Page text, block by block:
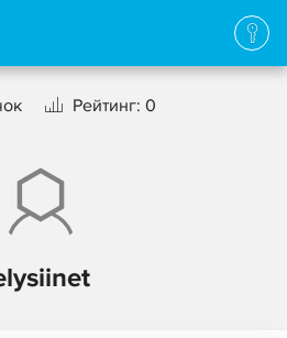
Рейтинг: 0